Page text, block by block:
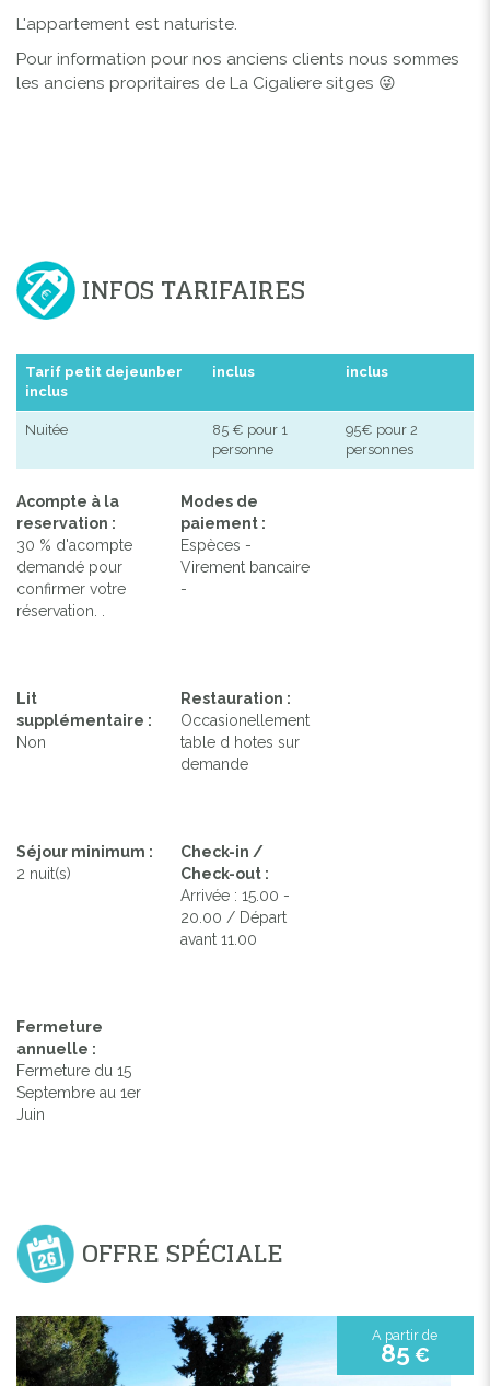
L'appartement est naturiste.
Pour information pour nos anciens clients nous sommes
les anciens propritaires de La Cigaliere sitges 😜
INFOS TARIFAIRES
Tarif petit dejeunber
inclus
inclus inclus
Nuitée
85 € pour 1
personne
95€ pour 2
personnes
Acompte à la
reservation :
30 % d'acompte
demandé pour
confirmer votre
réservation. .
Modes de
paiement :
Espèces -
Virement bancaire
-
Lit
supplémentaire :
Non
Restauration :
Occasionellement
table d hotes sur
demande
Séjour minimum :
2 nuit(s)
Check-in /
Check-out :
Arrivée : 15.00 -
20.00 / Départ
avant 11.00
Fermeture
annuelle :
Fermeture du 15
Septembre au 1er
Juin
OFFRE SPÉCIALE
A partir de
85 €